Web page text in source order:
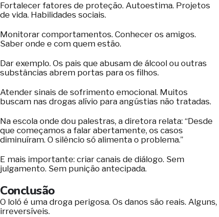
Fortalecer fatores de proteção. Autoestima. Projetos
de vida. Habilidades sociais.
Monitorar comportamentos. Conhecer os amigos.
Saber onde e com quem estão.
Dar exemplo. Os pais que abusam de álcool ou outras
substâncias abrem portas para os filhos.
Atender sinais de sofrimento emocional. Muitos
buscam nas drogas alívio para angústias não tratadas.
Na escola onde dou palestras, a diretora relata: “Desde
que começamos a falar abertamente, os casos
diminuíram. O silêncio só alimenta o problema.”
E mais importante: criar canais de diálogo. Sem
julgamento. Sem punição antecipada.
Conclusão
O loló é uma droga perigosa. Os danos são reais. Alguns,
irreversíveis.